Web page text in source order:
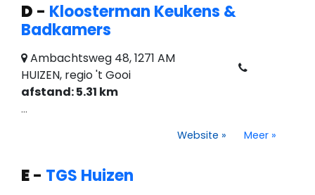
D - Kloosterman Keukens &
Badkamers
Ambachtsweg 48, 1271 AM
HUIZEN, regio 't Gooi
afstand: 5.31 km
...
Website » Meer »
E- TGS Huizen